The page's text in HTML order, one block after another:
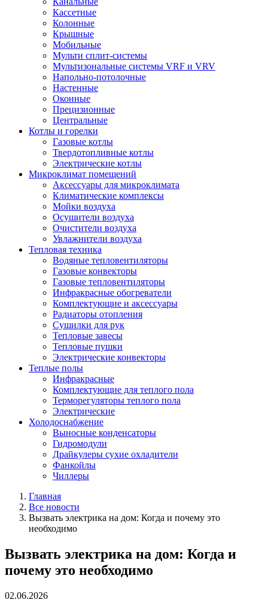
Кассетные
Колонные
Крышные
Мобильные
Мульти сплит-системы
Мультизональные системы VRF и VRV
Напольно-потолочные
Настенные
Оконные
Прецизионные
Центральные
Котлы и горелки
Газовые котлы
Твердотопливные котлы
Электрические котлы
Микроклимат помещений
Аксессуары для микроклимата
Климатические комплексы
Мойки воздуха
Осушители воздуха
Очистители воздуха
Увлажнители воздуха
Тепловая техника
Водяные тепловентиляторы
Газовые конвекторы
Газовые тепловентиляторы
Инфракрасные обогреватели
Комплектующие и аксессуары
Радиаторы отопления
Сушилки для рук
Тепловые завесы
Тепловые пушки
Электрические конвекторы
Теплые полы
Инфракрасные
Комплектующие для теплого пола
Терморегуляторы теплого пола
Электрические
Холодоснабжение
Выносные конденсаторы
Гидромодули
Драйкулеры сухие охладители
Фанкойлы
Чиллеры
Главная
Все новости
Вызвать электрика на дом: Когда и почему это
необходимо
Вызвать электрика на дом: Когда и
почему это необходимо
02.06.2026